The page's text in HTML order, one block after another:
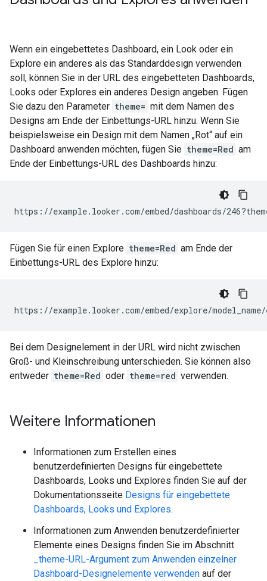
Wenn ein eingebettetes Dashboard, ein Look oder ein
Explore ein anderes als das Standarddesign verwenden
soll, können Sie in der URL des eingebetteten Dashboards,
Looks oder Explores ein anderes Design angeben. Fügen
Sie dazu den Parameter theme= mit dem Namen des
Designs am Ende der Einbettungs-URL hinzu. Wenn Sie
beispielsweise ein Design mit dem Namen „Rot“ auf ein
Dashboard anwenden möchten, fügen Sie theme=Red am
Ende der Einbettungs-URL des Dashboards hinzu:
Fügen Sie für einen Explore theme=Red am Ende der
Einbettungs-URL des Explore hinzu:
Bei dem Designelement in der URL wird nicht zwischen
Groß- und Kleinschreibung unterschieden. Sie können also
entweder theme=Red oder theme=red verwenden.
Weitere Informationen
Informationen zum Erstellen eines
benutzerdefinierten Designs für eingebettete
Dashboards, Looks und Explores finden Sie auf der
Dokumentationsseite Designs für eingebettete
Dashboards, Looks und Explores.
Informationen zum Anwenden benutzerdefinierter
Elemente eines Designs finden Sie im Abschnitt
_theme-URL-Argument zum Anwenden einzelner
Dashboard-Designelemente verwenden auf der